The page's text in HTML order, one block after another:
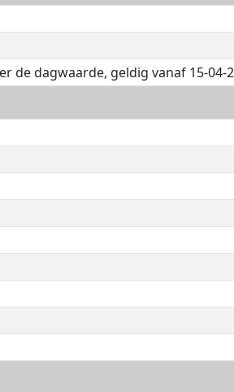
de dagwaarde, geldig vanaf 15-04-